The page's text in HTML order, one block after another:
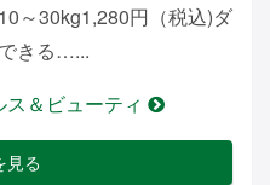
～30kg1,280円（税込)ダ
きる…...
ス＆ビューティ
見る